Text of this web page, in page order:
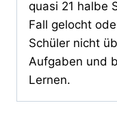
quasi 21 halbe
Fall gelocht
Schüler nicht
Aufgaben und
Lernen.